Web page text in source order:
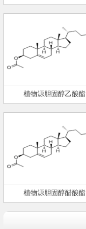
植物源胆固醇乙酸酯
植物源胆固醇醋酸酯